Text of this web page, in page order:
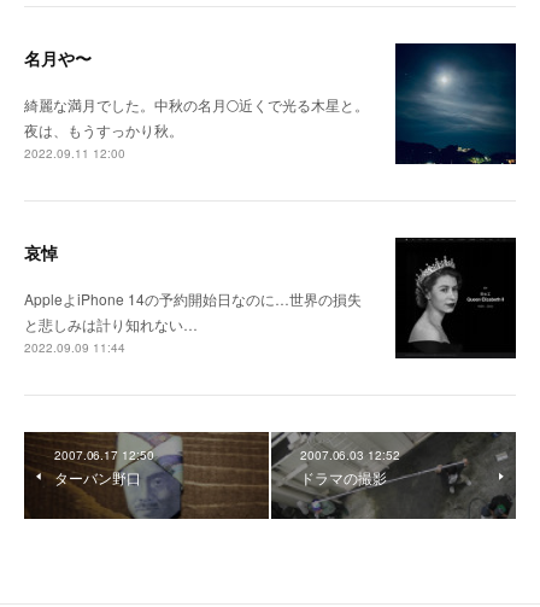
名月や〜
綺麗な満月でした。中秋の名月🌕近くで光る木星と。
夜は、もうすっかり秋。
2022.09.11 12:00
哀悼
AppleよiPhone 14の予約開始日なのに…世界の損失
と悲しみは計り知れない…
2022.09.09 11:44
2007.06.17 12:50
ターバン野口
2007.06.03 12:52
ドラマの撮影